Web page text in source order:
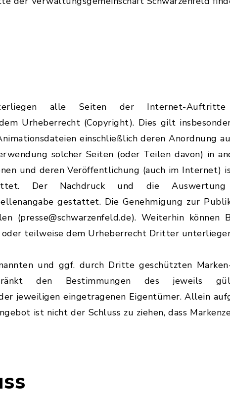
alle Seiten der Internet-
Urheberrecht (Copyright). Dies gilt
einschließlich deren Anordnung
solcher Seiten (oder Teilen davon) in
und deren Veröffentlichung (auch im Internet)
Der Nachdruck und die
gestattet. Die Genehmigung zur
(presse@schwarzenfeld.de). Weiterhin können
oder teilweise dem Urheberrecht Dritter
und ggf. durch Dritte geschützten
den Bestimmungen des jeweils
jeweiligen eingetragenen Eigentümer. Allein
ist nicht der Schluss zu ziehen, dass